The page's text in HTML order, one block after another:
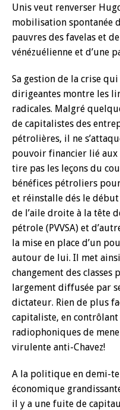
Unis veut renverser
mobilisation spontanée
pauvres des favelas et
vénézuélienne et d’une
Sa gestion de la crise qui
dirigeantes montre les
radicales. Malgré
de capitalistes des
pétrolières, il ne
pouvoir financier lié aux
tire pas les leçons du
bénéfices pétroliers
et réinstalle dés le
de l’aile droite à la tête
pétrole (PVVSA) et
la mise en place d’un
autour de lui. Il met
changement des classes
largement diffusée par
dictateur. Rien de plus
capitaliste, en
radiophoniques de
virulente anti-Chavez!
A la politique en demi-
économique
il y a une fuite de